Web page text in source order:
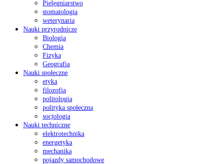
Pielęgniarstwo
stomatologia
weterynaria
Nauki przyrodnicze
Biologia
Chemia
Fizyka
Geografia
Nauki społeczne
etyka
filozofia
politologia
polityka społeczna
socjologia
Nauki techniczne
elektrotechnika
energetyka
mechanika
pojazdy samochodowe